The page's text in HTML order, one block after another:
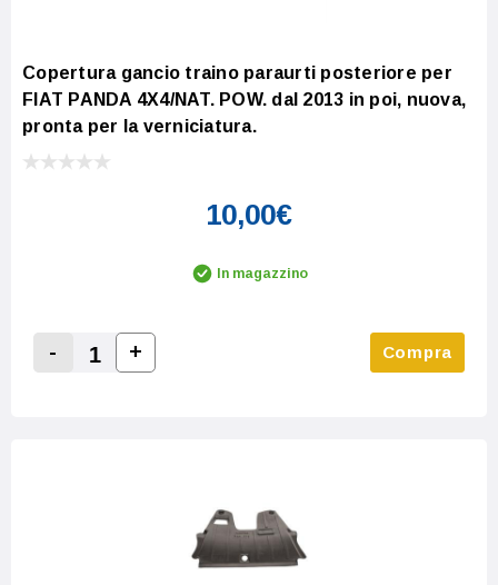
Copertura gancio traino paraurti posteriore per
FIAT PANDA 4X4/NAT. POW. dal 2013 in poi, nuova,
pronta per la verniciatura.
10,00€
In magazzino
Decrease Quantity:
-
Increase Quantity:
+ Compra